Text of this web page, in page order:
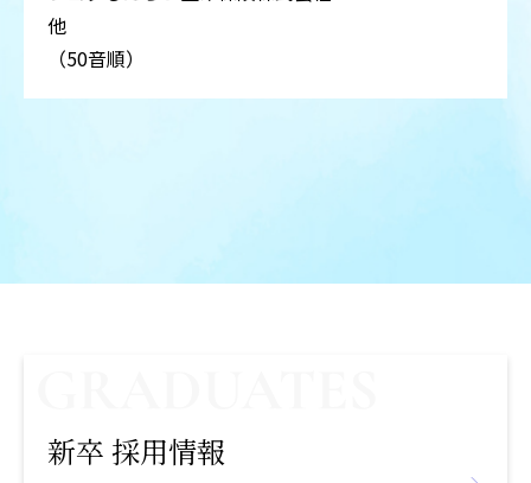
他
（50音順）
新卒 採用情報